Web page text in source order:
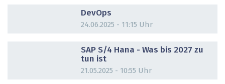
DevOps
24.06.2025 - 11:15 Uhr
SAP S/4 Hana - Was bis 2027 zu
tun ist
21.05.2025 - 10:55 Uhr